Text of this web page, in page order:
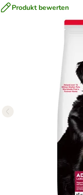
Produkt bewerten